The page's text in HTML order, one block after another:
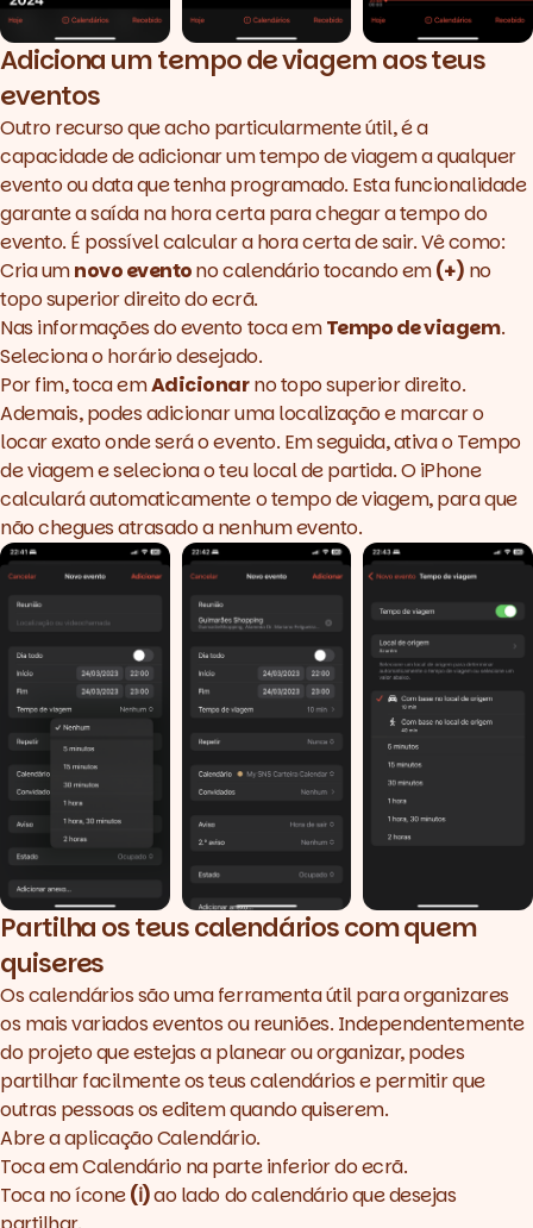
Adiciona um tempo de viagem aos teus
eventos
Outro recurso que acho particularmente útil, é a
capacidade de adicionar um tempo de viagem a qualquer
evento ou data que tenha programado. Esta funcionalidade
garante a saída na hora certa para chegar a tempo do
evento. É possível calcular a hora certa de sair. Vê como:
Cria umnovo eventono calendário tocando em(+) no
topo superior direito do ecrã.
Nas informações do evento toca emTempo de viagem.
Seleciona o horário desejado.
Por fim, toca emAdicionarno topo superior direito.
Ademais, podes adicionar uma localização e marcar o
locar exato onde será o evento. Em seguida, ativa o Tempo
de viagem e seleciona o teu local de partida. O iPhone
calculará automaticamente o tempo de viagem, para que
não chegues atrasado a nenhum evento.
Partilha os teus calendários com quem
quiseres
Os calendários são uma ferramenta útil para organizares
os mais variados eventos ou reuniões. Independentemente
do projeto que estejas a planear ou organizar, podes
partilhar facilmente os teus calendários e permitir que
outras pessoas os editem quando quiserem.
Abre a aplicação Calendário.
Toca em Calendário na parte inferior do ecrã.
Toca no ícone(ℹ)ao lado do calendário que desejas